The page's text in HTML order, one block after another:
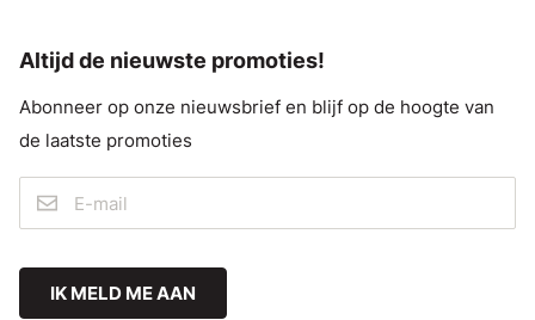
Altijd de nieuwste promoties!
Abonneer op onze nieuwsbrief en blijf op de hoogte van
de laatste promoties
IK MELD ME AAN